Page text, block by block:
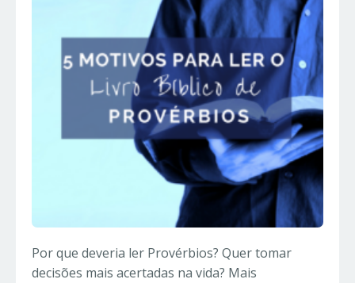
Por que deveria ler Provérbios? Quer tomar
decisões mais acertadas na vida? Mais